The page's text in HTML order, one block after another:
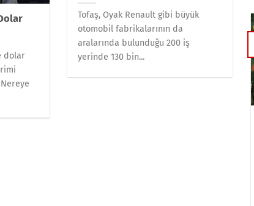
Tofaş, Oyak Renault gibi büyük
otomobil fabrikalarının da
aralarında bulunduğu 200 iş
yerinde 130 bin...
dolar